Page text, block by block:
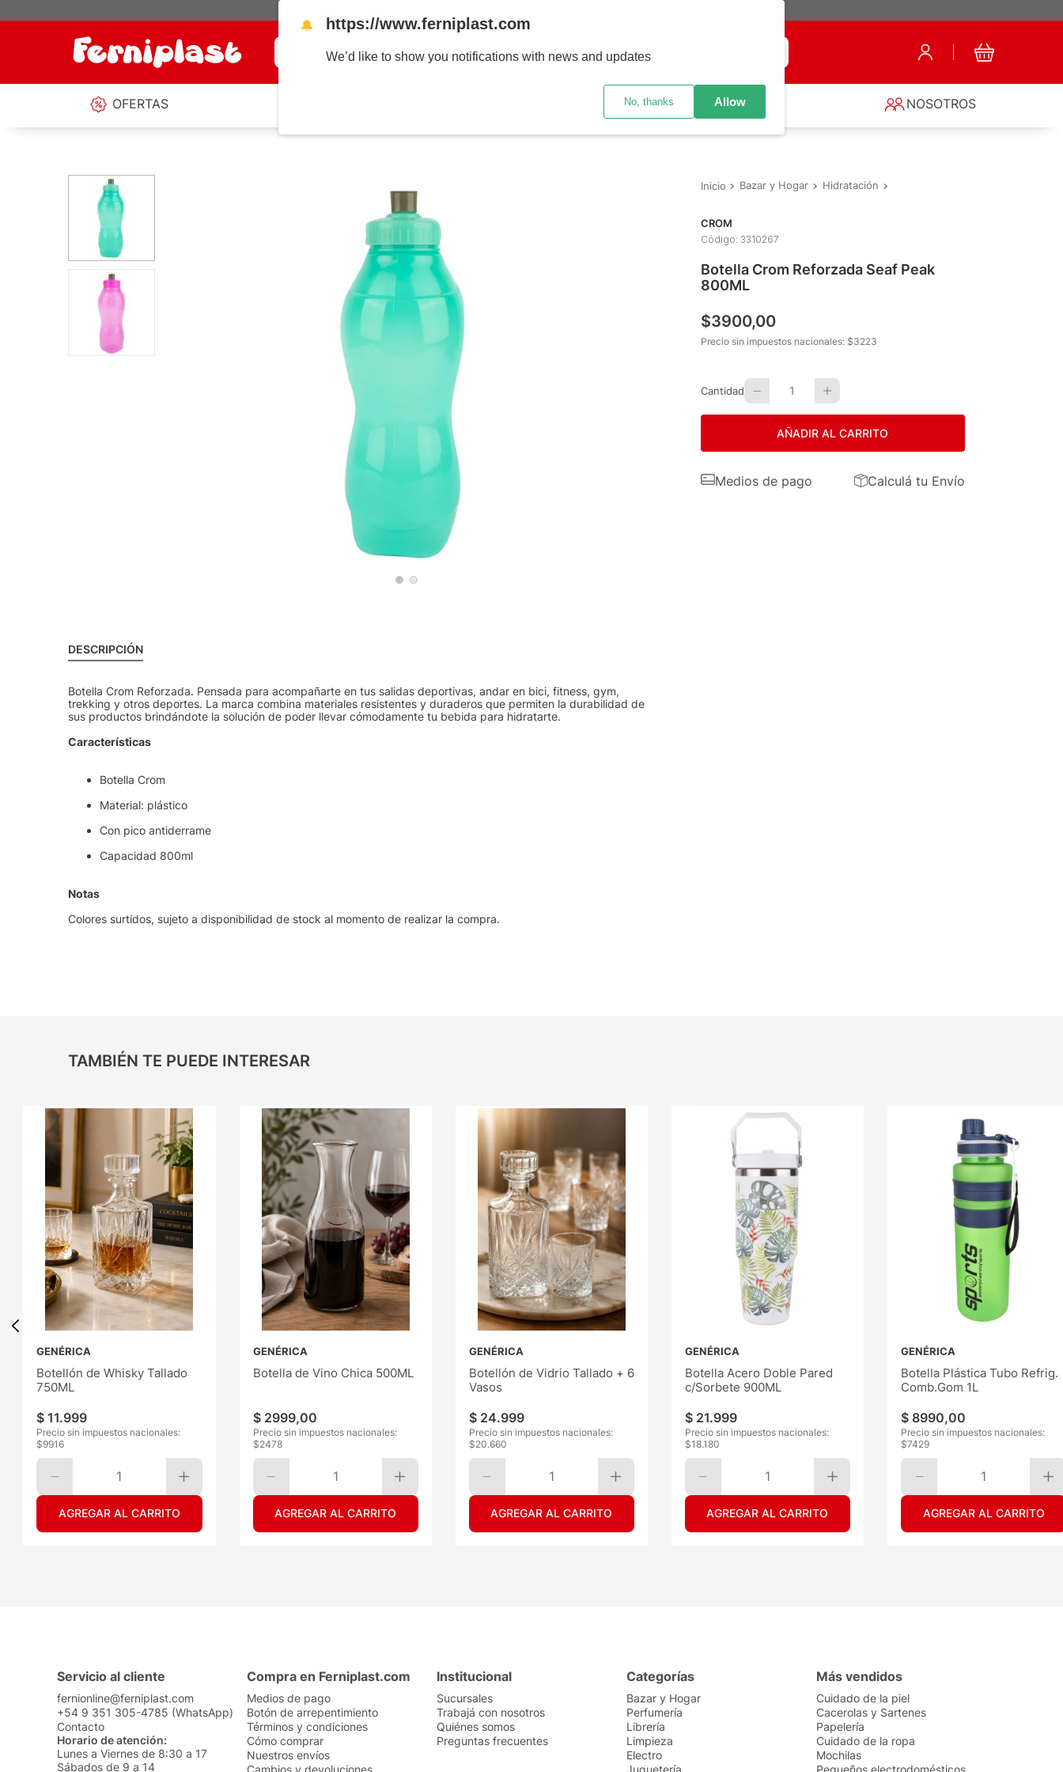
¿Qué estás buscando?
OFERTAS SUCURSALES NOSOTROS
DESCRIPCIÓN
Botella Crom Reforzada. Pensada para acompañarte en tus salidas deportivas, andar en bici, fitness, gym,
trekking y otros deportes. La marca combina materiales resistentes y duraderos que permiten la durabilidad de
sus productos brindándote la solución de poder llevar cómodamente tu bebida para hidratarte.
Características
Botella Crom
Material: plástico
Con pico antiderrame
Capacidad 800ml
Notas
Colores surtidos, sujeto a disponibilidad de stock al momento de realizar la compra.
Bazar y Hogar Hidratación
CROM
Código: 3310267
Botella Crom Reforzada Seaf Peak
800ML
$3900,00
Precio sin impuestos nacionales: $3223
Cantidad 1
AÑADIR AL CARRITO
Medios de pago Calculá tu Envío
TAMBIÉN TE PUEDE INTERESAR
GENÉRICA
Botellón de Whisky Tallado
750ML
$ 11.999
Precio sin impuestos nacionales:
$9916
1
AGREGAR AL CARRITO
GENÉRICA
Botella de Vino Chica 500ML
$ 2999,00
Precio sin impuestos nacionales:
$2478
1
AGREGAR AL CARRITO
GENÉRICA
Botellón de Vidrio Tallado + 6
Vasos
$ 24.999
Precio sin impuestos nacionales:
$20.660
1
AGREGAR AL CARRITO
GENÉRICA
Botella Acero Doble Pared
c/Sorbete 900ML
$ 21.999
Precio sin impuestos nacionales:
$18.180
1
AGREGAR AL CARRITO
GENÉRICA
Botella Plástica Tubo Refrig.
Comb.Gom 1L
$ 8990,00
Precio sin impuestos nacionales:
$7429
1
AGREGAR AL CARRITO
Servicio al cliente
fernionline@ferniplast.com
+54 9 351 305-4785 (WhatsApp)
Contacto
Horario de atención:
Lunes a Viernes de 8:30 a 17
Sábados de 9 a 14
Compra en Ferniplast.com
Medios de pago
Botón de arrepentimiento
Términos y condiciones
Cómo comprar
Nuestros envíos
Cambios y devoluciones
Institucional
Sucursales
Trabajá con nosotros
Quiénes somos
Preguntas frecuentes
Categorías
Bazar y Hogar
Perfumería
Librería
Limpieza
Electro
Juguetería
Más vendidos
Cuidado de la piel
Cacerolas y Sartenes
Papelería
Cuidado de la ropa
Mochilas
Pequeños electrodomésticos
🔔 https://www.ferniplast.com
We’d like to show you notifications with news and updates
No, thanks Allow